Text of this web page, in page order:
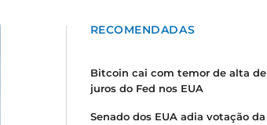
RECOMENDADAS
Bitcoin cai com temor de alta de
juros do Fed nos EUA
Senado dos EUA adia votação da